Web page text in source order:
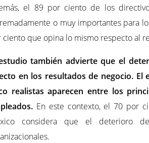
el 89 por ciento de los
o muy importantes para
ciento que opina lo mismo respecto al
también advierte que el
en los resultados de negocio.
realistas aparecen entre los
En este contexto, el 70 por
considera que el deterioro